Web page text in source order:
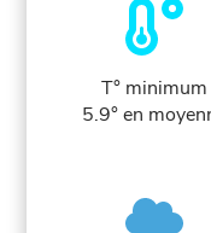
T° minimum
5.9° en